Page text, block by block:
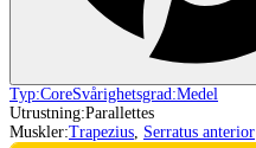
Typ:CoreSvårighetsgrad:Medel
Utrustning:Parallettes
Muskler:Trapezius, Serratus anterior